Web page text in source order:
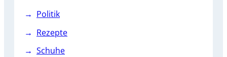
Politik
Rezepte
Schuhe